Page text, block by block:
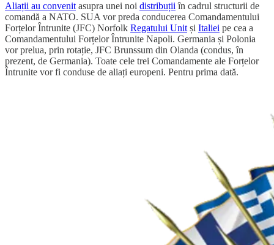
Aliații au convenit asupra unei noi distribuții în cadrul structurii de
comandă a NATO. SUA vor preda conducerea Comandamentului
Forțelor Întrunite (JFC) Norfolk Regatului Unit și Italiei pe cea a
Comandamentului Forțelor Întrunite Napoli. Germania și Polonia
vor prelua, prin rotație, JFC Brunssum din Olanda (condus, în
prezent, de Germania). Toate cele trei Comandamente ale Forțelor
Întrunite vor fi conduse de aliați europeni. Pentru prima dată.